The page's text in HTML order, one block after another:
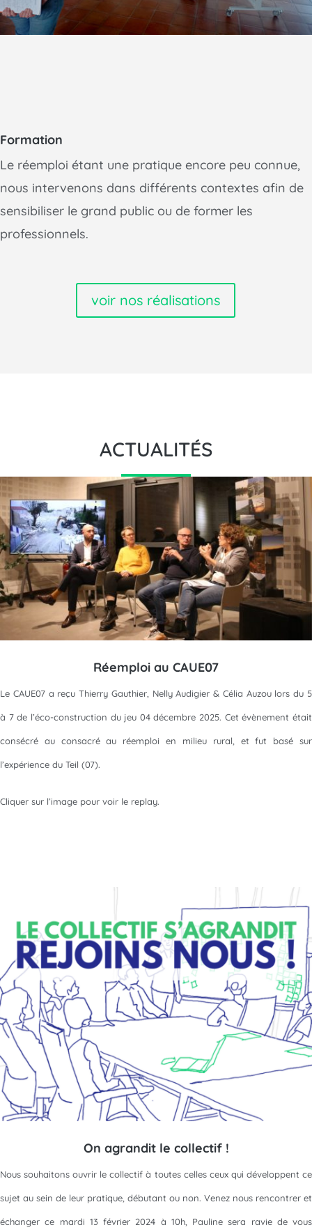
Formation
Le réemploi étant une pratique encore peu connue,
nous intervenons dans différents contextes afin de
sensibiliser le grand public ou de former les
professionnels.
voir nos réalisations
ACTUALITÉS
Réemploi au CAUE07
Le CAUE07 a reçu Thierry Gauthier, Nelly Audigier & Célia Auzou lors du 5
à 7 de l’éco-construction du jeu 04 décembre 2025. Cet évènement était
consécré au consacré au réemploi en milieu rural, et fut basé sur
l’expérience du Teil (07).
Cliquer sur l’image pour voir le replay.
On agrandit le collectif !
Nous souhaitons ouvrir le collectif à toutes celles ceux qui développent ce
sujet au sein de leur pratique, débutant ou non. Venez nous rencontrer et
échanger ce mardi 13 février 2024 à 10h, Pauline sera ravie de vous